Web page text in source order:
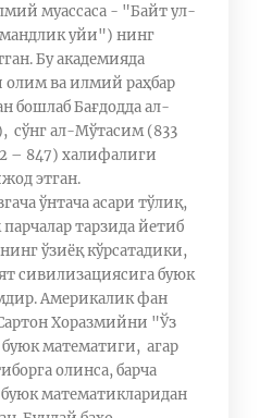
муассаса - "Байт ул-
уйи") нинг
Бу академияда
олим ва илмий раҳбар
бошлаб Бағдодда ал-
сўнг ал-Мўтасим (833
– 847) халифалиги
этган.
ўнтача асари тўлиқ,
тарзида йетиб
ўзиёқ кўрсатадики,
сивилизациясига буюк
Америкалик фан
Хоразмийни "Ўз
математиги, агар
олинса, барча
математикларидан